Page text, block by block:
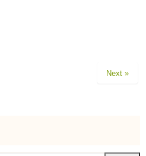
Next »